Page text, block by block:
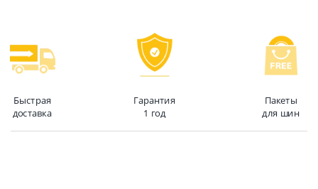
Быстрая
доставка
Гарантия
1 год
Пакеты
для шин